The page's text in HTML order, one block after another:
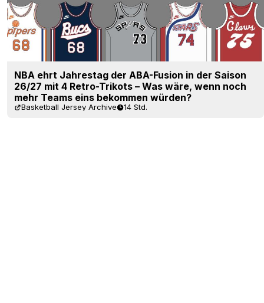
NBA ehrt Jahrestag der ABA-Fusion in der Saison
26/27 mit 4 Retro-Trikots – Was wäre, wenn noch
mehr Teams eins bekommen würden?
Basketball Jersey Archive 14 Std.